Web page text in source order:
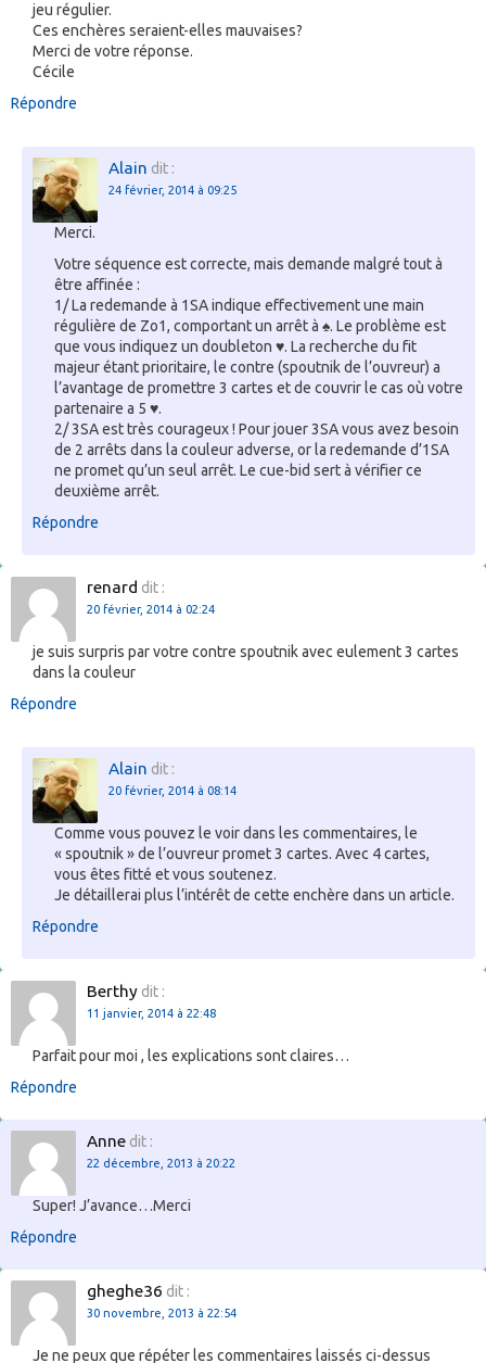
jeu régulier.
Ces enchères seraient-elles mauvaises?
Merci de votre réponse.
Cécile
Répondre
Alain dit :
24 février, 2014 à 09:25
Merci.
Votre séquence est correcte, mais demande malgré tout à
être affinée :
1/ La redemande à 1SAindique effectivement une main
régulière de Zo1, comportant un arrêt à ♠. Le problème est
que vous indiquez un doubleton ♥. La recherche du fit
majeur étant prioritaire, le contre (spoutnik de l’ouvreur) a
l’avantage de promettre 3 cartes et de couvrir le cas où votre
partenaire a 5 ♥.
2/ 3SAest très courageux ! Pour jouer 3SA vous avez besoin
de 2 arrêts dans la couleur adverse, or la redemande d’1SA
ne promet qu’un seul arrêt. Le cue-bid sert à vérifier ce
deuxième arrêt.
Répondre
renard dit :
20 février, 2014 à 02:24
je suis surpris par votre contre spoutnik avec eulement 3 cartes
dans la couleur
Répondre
Alain dit :
20 février, 2014 à 08:14
Comme vous pouvez le voir dans les commentaires, le
« spoutnik » de l’ouvreur promet 3 cartes. Avec 4 cartes,
vous êtes fitté et vous soutenez.
Je détaillerai plus l’intérêt de cette enchère dans un article.
Répondre
Berthy dit :
11 janvier, 2014 à 22:48
Parfait pour moi , les explications sont claires…
Répondre
Anne dit :
22 décembre, 2013 à 20:22
Super! J’avance…Merci
Répondre
gheghe36 dit :
30 novembre, 2013 à 22:54
Je ne peux que répéter les commentaires laissés ci-dessus